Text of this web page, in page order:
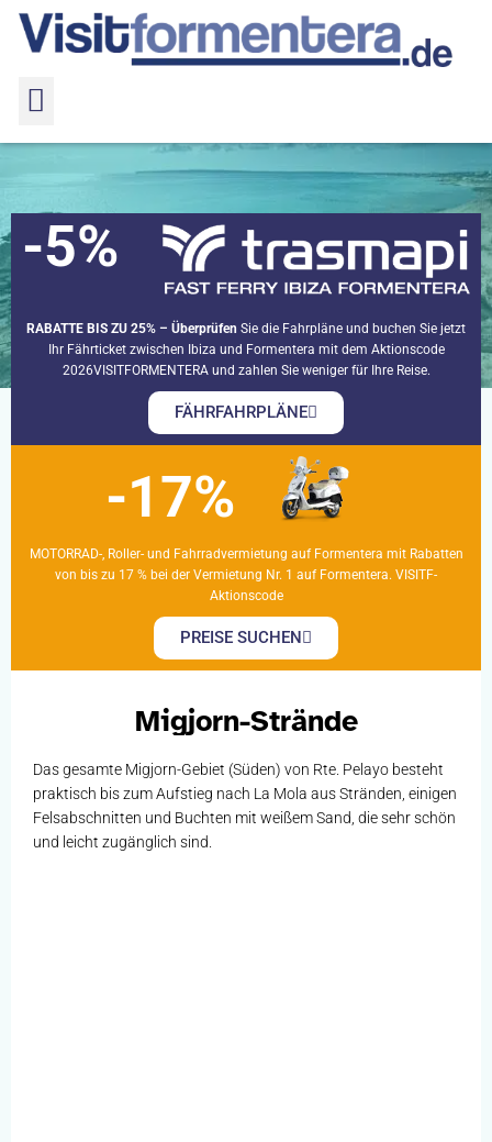
Migjorn-Strände
Strände auf Formentera Migjorn-Strände
-5%
RABATTE BIS ZU 25% – Überprüfen Sie die Fahrpläne und buchen Sie jetzt
Ihr Fährticket zwischen Ibiza und Formentera mit dem Aktionscode
2026VISITFORMENTERA und zahlen Sie weniger für Ihre Reise.
FÄHRFAHRPLÄNE
-17%
MOTORRAD-, Roller- und Fahrradvermietung auf Formentera mit Rabatten
von bis zu 17 % bei der Vermietung Nr. 1 auf Formentera. VISITF-
Aktionscode
PREISE SUCHEN
Migjorn-Strände
Das gesamte Migjorn-Gebiet (Süden) von Rte. Pelayo besteht
praktisch bis zum Aufstieg nach La Mola aus Stränden, einigen
Felsabschnitten und Buchten mit weißem Sand, die sehr schön
und leicht zugänglich sind.